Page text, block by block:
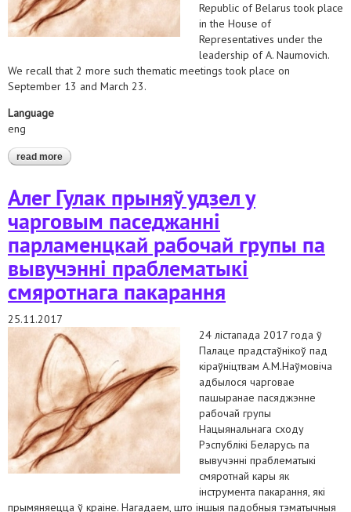
Republic of Belarus took place
in the House of
Representatives under the
leadership of A. Naumovich.
We recall that 2 more such thematic meetings took place on
September 13 and March 23.
Language
eng
read more about aleh hulak has taken part in the regular expanded meeting
of the parliamentary working group on exploring the issue of
Алег Гулак прыняў удзел у
чарговым паседжанні
парламенцкай рабочай групы па
вывучэнні праблематыкі
смяротнага пакарання
25.11.2017
24 лістапада 2017 года ў
Палаце прадстаўнікоў пад
кіраўніцтвам А.М.Наўмовіча
адбылося чарговае
пашыранае пасяджэнне
рабочай групы
Нацыянальнага сходу
Рэспублікі Беларусь па
вывучэнні праблематыкі
смяротнай кары як
інструмента пакарання, які
прымяняецца ў краіне. Нагадаем, што іншыя падобныя тэматычныя